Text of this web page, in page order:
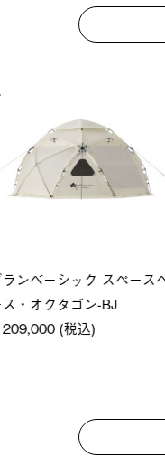
ランベーシック スペースベ
・オクタゴン-BJ
209,000 (税込)